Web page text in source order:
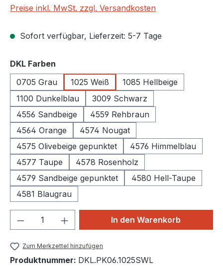
Preise inkl. MwSt. zzgl. Versandkosten
Sofort verfügbar, Lieferzeit: 5-7 Tage
DKL Farben
0705 Grau
1025 Weiß
1085 Hellbeige
1100 Dunkelblau
3009 Schwarz
4556 Sandbeige
4559 Rehbraun
4564 Orange
4574 Nougat
4575 Olivebeige gepunktet
4576 Himmelblau
4577 Taupe
4578 Rosenholz
4579 Sandbeige gepunktet
4580 Hell-Taupe
4581 Blaugrau
Produkt Anzahl: Gib denIn den Warenkorb
Zum Merkzettel hinzufügen
Produktnummer: DKL.PK06.1025SWL